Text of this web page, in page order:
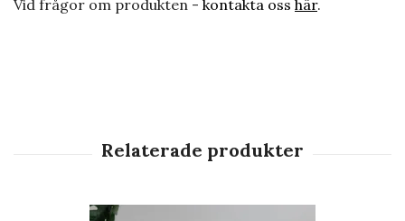
Vid frågor om produkten - kontakta oss här.